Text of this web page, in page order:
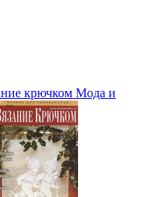
крючком Мода и